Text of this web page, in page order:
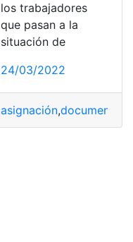
Requisitos,Tabla de
los trabajadores
que pasan a la
situación de
24/03/2022
asignación,documentos